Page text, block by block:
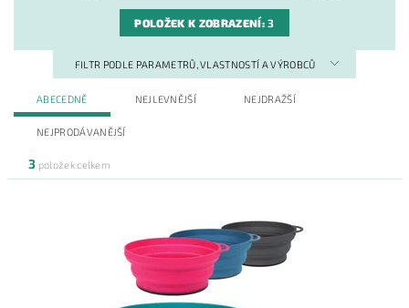
POLOŽEK K ZOBRAZENÍ:3
FILTR PODLE PARAMETRŮ, VLASTNOSTÍ A VÝROBCŮ
ABECEDNĚ NEJLEVNĚJŠÍ NEJDRAŽŠÍ
NEJPRODÁVANĚJŠÍ
3 položek celkem